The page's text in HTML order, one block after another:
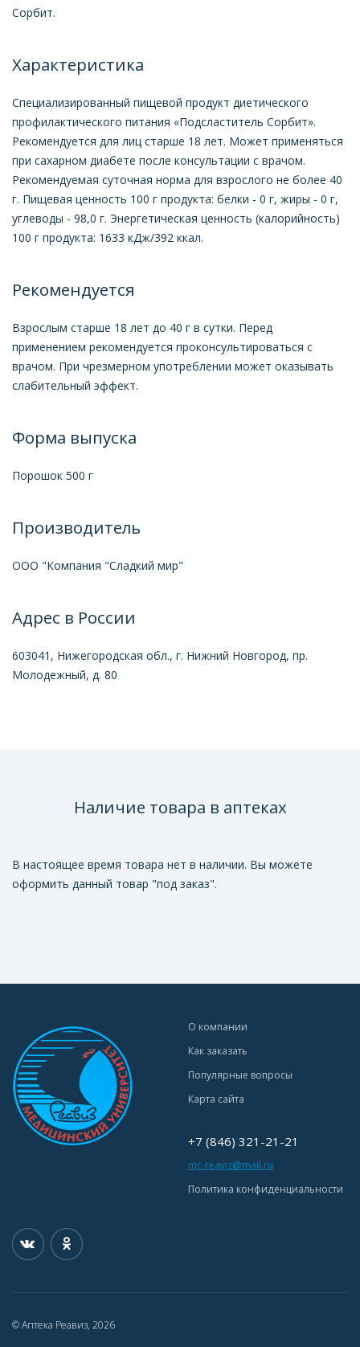
Сорбит.
Характеристика
Специализированный пищевой продукт диетического
профилактического питания «Подсластитель Сорбит».
Рекомендуется для лиц старше 18 лет. Может применяться
при сахарном диабете после консультации с врачом.
Рекомендуемая суточная норма для взрослого не более 40
г. Пищевая ценность 100 г продукта: белки - 0 г, жиры - 0 г,
углеводы - 98,0 г. Энергетическая ценность (калорийность)
100 г продукта: 1633 кДж/392 ккал.
Рекомендуется
Взрослым старше 18 лет до 40 г в сутки. Перед
применением рекомендуется проконсультироваться с
врачом. При чрезмерном употреблении может оказывать
слабительный эффект.
Форма выпуска
Порошок 500 г
Производитель
ООО "Компания "Сладкий мир"
Адрес в России
603041, Нижегородская обл., г. Нижний Новгород, пр.
Молодежный, д. 80
Наличие товара в аптеках
В настоящее время товара нет в наличии. Вы можете
оформить данный товар "под заказ".
О компании
Как заказать
Популярные вопросы
Карта сайта
+7 (846) 321-21-21
mc-reaviz@mail.ru
Политика конфиденциальности
© Аптека Реавиз, 2026